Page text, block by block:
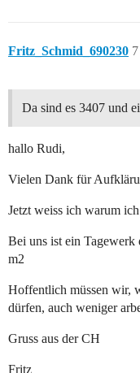
Fritz_Schmid_690230 7
Da sind es 3407 und
hallo Rudi,
Vielen Dank für
Jetzt weiss ich warum
Bei uns ist ein Tagewerk
m2
Hoffentlich müssen wir,
dürfen, auch weniger
Gruss aus der CH
Fritz